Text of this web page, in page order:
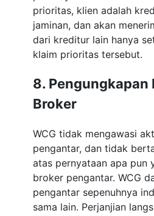
prioritas, klien adalah
jaminan, dan akan
dari kreditur lain hanya
klaim prioritas tersebut.
8.
Broker
WCG tidak mengawasi
pengantar, dan tidak
atas pernyataan apa pun
broker pengantar. WCG
pengantar sepenuhnya
sama lain. Perjanjian